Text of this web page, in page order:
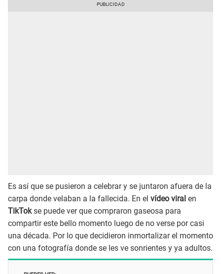
Es así que se pusieron a celebrar y se juntaron afuera de la
carpa donde velaban a la fallecida. En el vídeo viral en
TikTokse puede ver que compraron gaseosa para
compartir este bello momento luego de no verse por casi
una década. Por lo que decidieron inmortalizar el momento
con una fotografía donde se les ve sonrientes y ya adultos.